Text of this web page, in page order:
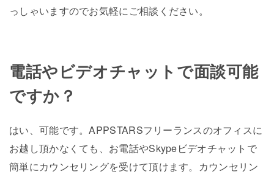
っしゃいますのでお気軽にご相談ください。
電話やビデオチャットで面談可能
ですか？
はい、可能です。APPSTARSフリーランスのオフィスに
お越し頂かなくても、お電話やSkypeビデオチャットで
簡単にカウンセリングを受けて頂けます。カウンセリン